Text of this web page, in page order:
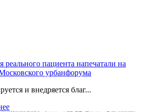
реального пациента напечатали на
урбанфорума
и внедряется благ...